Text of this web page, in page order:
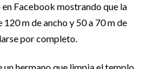
Facebook mostrando que la
m de ancho y 50 a 70 m de
por completo.